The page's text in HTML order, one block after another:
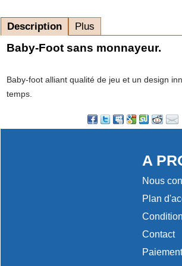
Description Plus
Baby-Foot sans monnayeur.
Baby-foot alliant qualité de jeu et un design
temps.
A
Nous
Plan
Contact
Paiement